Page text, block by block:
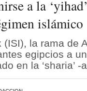
a la
islámico
la rama de
egipcios a
en la ‘sharia’